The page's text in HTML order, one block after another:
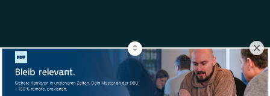
© Copyright 2026, TarGroup Media GmbH
Impressum
Über Datenschutzerklärung Nutzungsbedingungen